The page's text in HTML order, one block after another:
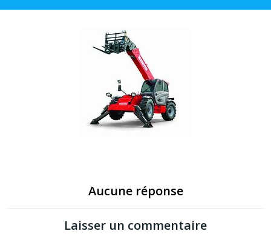
Aucune réponse
Laisser un commentaire